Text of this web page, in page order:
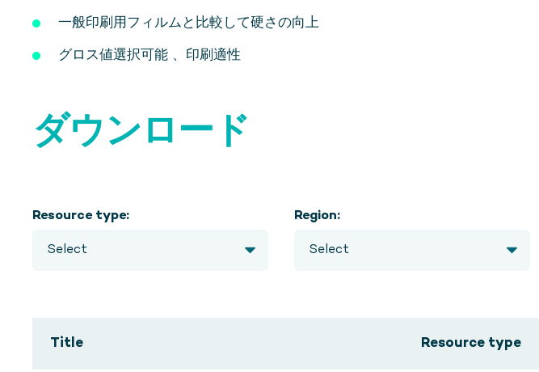
一般印刷用フィルムと比較して硬さの向上
グロス値選択可能 、印刷適性
ダウンロード
Resource type: Region:
Title Resource type